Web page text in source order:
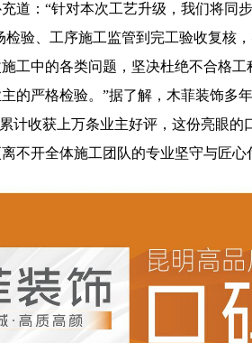
道：“针对本次工艺升级，我们将同
检验、工序施工监管到完工验收复核
工中的各类问题，坚决杜绝不合格
的严格检验。”据了解，木菲装饰多
计收获上万条业主好评，这份亮眼的
不开全体施工团队的专业坚守与匠心